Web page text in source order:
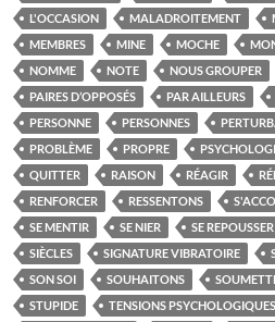
L'OCCASION
MALADROITEMENT
MEMBRES
MINE MOCHE
NOMME
NOTE NOUS GROUPER
PAIRES D’OPPOSÉS
PAR AILLEURS
PERSONNE
PERSONNES
PROBLÈME
PROPRE
QUITTER
RAISON RÉAGIR
RENFORCER
RESSENTONS
SE MENTIR
SE NIER SE REPOUSSER
SIÈCLES
SIGNATURE VIBRATOIRE
SON SOI
SOUHAITONS
STUPIDE
TENSIONS PSYCHOLOGIQUES